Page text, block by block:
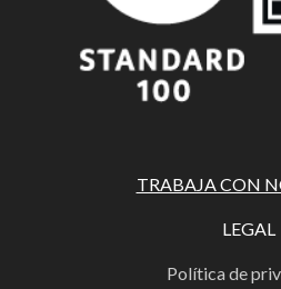
TRABAJA CON
LEGAL
Política de